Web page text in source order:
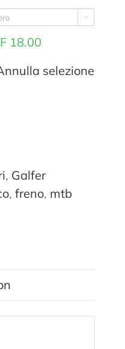

18.00
selezione
, Galfer
, freno, mtb